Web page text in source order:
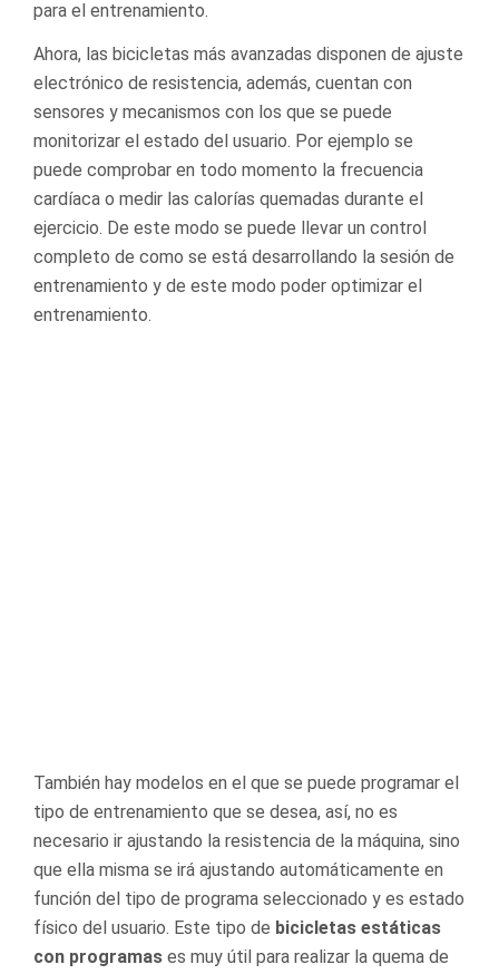
para el entrenamiento.
Ahora, las bicicletas más avanzadas disponen de ajuste
electrónico de resistencia, además, cuentan con
sensores y mecanismos con los que se puede
monitorizar el estado del usuario. Por ejemplo se
puede comprobar en todo momento la frecuencia
cardíaca o medir las calorías quemadas durante el
ejercicio. De este modo se puede llevar un control
completo de como se está desarrollando la sesión de
entrenamiento y de este modo poder optimizar el
entrenamiento.
También hay modelos en el que se puede programar el
tipo de entrenamiento que se desea, así, no es
necesario ir ajustando la resistencia de la máquina, sino
que ella misma se irá ajustando automáticamente en
función del tipo de programa seleccionado y es estado
físico del usuario. Este tipo de bicicletas estáticas
con programas es muy útil para realizar la quema de